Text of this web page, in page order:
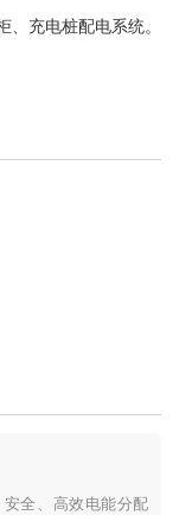
充电桩配电系统。
全、高效电能分配